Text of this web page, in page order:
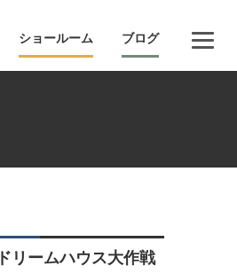
ショールーム ブログ
ドリームハウス大作戦